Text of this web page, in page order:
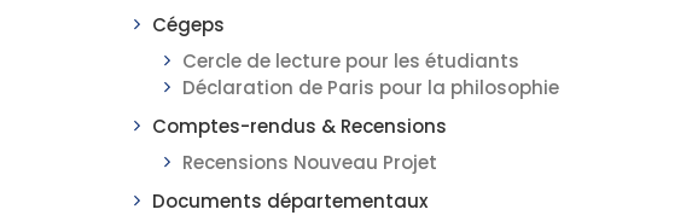
Cégeps
Cercle de lecture pour les étudiants
Déclaration de Paris pour la philosophie
Comptes-rendus & Recensions
Recensions Nouveau Projet
Documents départementaux